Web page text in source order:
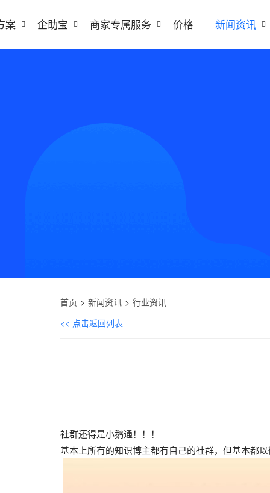
案 企助宝 商家专属服务 价格 新闻资讯
首页 新闻资讯
行业资讯
<< 点击返回列表
社群还得是小鹅通！！！
基本上所有的知识博主都有自己的社群，但基本都